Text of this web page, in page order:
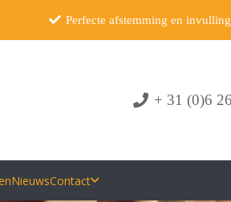
Perfecte afstemming en invulling
+ 31 (0)6
NieuwsContact